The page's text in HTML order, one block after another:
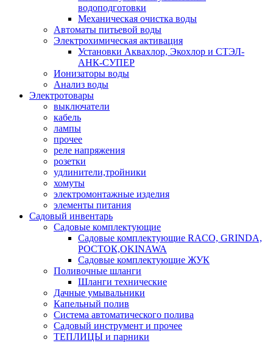
водоподготовки
Механическая очистка воды
Автоматы питьевой воды
Электрохимическая активация
Установки Аквахлор, Экохлор и СТЭЛ-
АНК-СУПЕР
Ионизаторы воды
Анализ воды
Электротовары
выключатели
кабель
лампы
прочее
реле напряжения
розетки
удлинители,тройники
хомуты
электромонтажные изделия
элементы питания
Садовый инвентарь
Садовые комплектующие
Садовые комплектующие RACO, GRINDA,
РОСТОК,OKINAWA
Садовые комплектующие ЖУК
Поливочные шланги
Шланги технические
Дачные умывальники
Капельный полив
Система автоматического полива
Садовый инструмент и прочее
ТЕПЛИЦЫ и парники